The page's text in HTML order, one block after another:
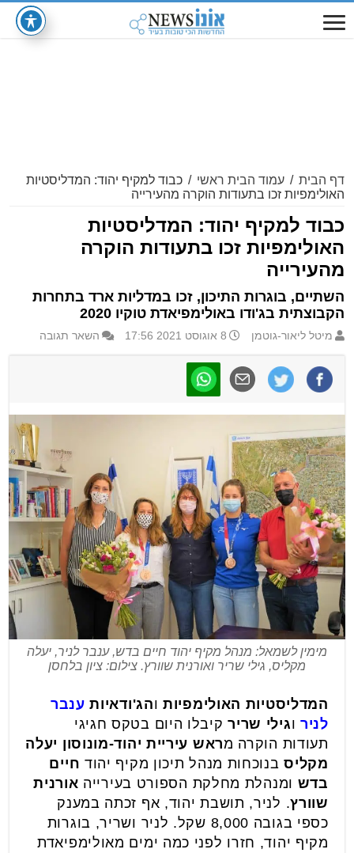
דף הבית / עמוד הבית ראשי / כבוד למקיף יהוד: המדליסטיות
האולימפיות זכו בתעודות הוקרה מהעירייה
כבוד למקיף יהוד: המדליסטיות
האולימפיות זכו בתעודות הוקרה
מהעירייה
השתיים, בוגרות התיכון, זכו במדליות ארד בתחרות
הקבוצתית בג'ודו באולימפיאדת טוקיו 2020
מיטל ליאור-גוטמן 8 אוגוסט 2021 17:56 השאר תגובה
מימין לשמאל: מנהל מקיף יהוד חיים בדש, ענבר לניר, יעלה
מקליס, גילי שריר ואורנית שוורץ. צילום: ציון בלחסן
המדליסטיות האולימפיותוהג'ודאיות ענבר
לניר וגילי שרירקיבלו היום בטקס חגיגי
תעודות הוקרה מראש עיריית יהוד-מונוסון יעלה
מקליס בנוכחות מנהל תיכון מקיף יהוד חיים
בדש ומנהלת מחלקת הספורט בעירייה אורנית
שוורץ. לניר, תושבת יהוד, אף זכתה במענק
כספי בגובה 8,000 שקל. לניר ושריר, בוגרות
מקיף יהוד, חזרו לפני כמה ימים מאולימפיאדת